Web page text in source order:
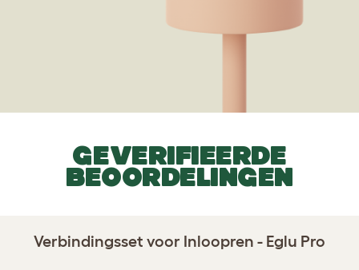
GEVERIFIEERDE
BEOORDELINGEN
Verbindingsset voor Inloopren - Eglu Pro